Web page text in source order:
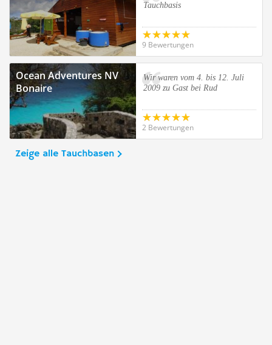
Tauchbasis
9 Bewertungen
Ocean Adventures NV
Bonaire
Wir waren vom 4. bis 12. Juli
2009 zu Gast bei Rud
2 Bewertungen
Zeige alle Tauchbasen